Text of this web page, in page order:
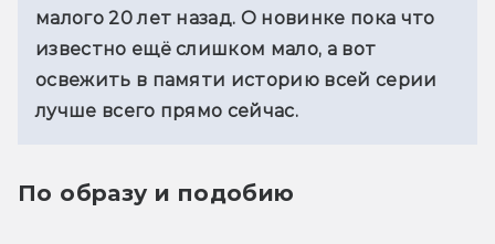
малого 20 лет назад. О новинке пока что
известно ещё слишком мало, а вот
освежить в памяти историю всей серии
лучше всего прямо сейчас.
По образу и подобию